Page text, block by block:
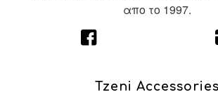
απο το 1997.
Tzeni Accessories